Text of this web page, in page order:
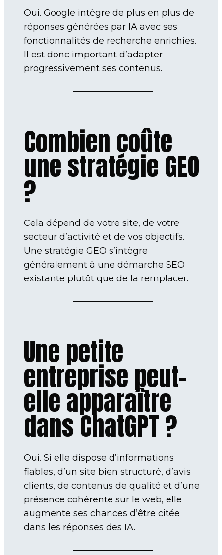
Oui. Google intègre de plus en plus de
réponses générées par IA avec ses
fonctionnalités de recherche enrichies.
Il est donc important d’adapter
progressivement ses contenus.
Combien coûte
une stratégie GEO
?
Cela dépend de votre site, de votre
secteur d’activité et de vos objectifs.
Une stratégie GEO s’intègre
généralement à une démarche SEO
existante plutôt que de la remplacer.
Une petite
entreprise peut-
elle apparaître
dans ChatGPT ?
Oui. Si elle dispose d’informations
fiables, d’un site bien structuré, d’avis
clients, de contenus de qualité et d’une
présence cohérente sur le web, elle
augmente ses chances d’être citée
dans les réponses des IA.